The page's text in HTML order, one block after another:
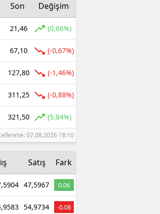
Son Değişim
21,46 (0,66%)
67,10 (-0,67%)
127,80 (-1,46%)
311,25 (-0,88%)
321,50 (5,84%)
07.08.2026 18:10
Satış Fark
47,5967 0.06
54,9734 -0.08